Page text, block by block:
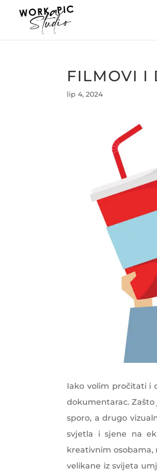
FILMOVI I
lip 4, 2024
Iako volim pročitati i
dokumentarac.
sporo, a drugo
svjetla i sjene na
kreativnim osobama,
velikane iz svijeta